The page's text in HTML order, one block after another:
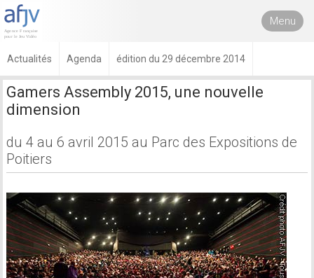
Menu
Actualités Agenda édition du 29 décembre 2014
Gamers Assembly 2015, une nouvelle
dimension
du 4 au 6 avril 2015 au Parc des Expositions de
Poitiers